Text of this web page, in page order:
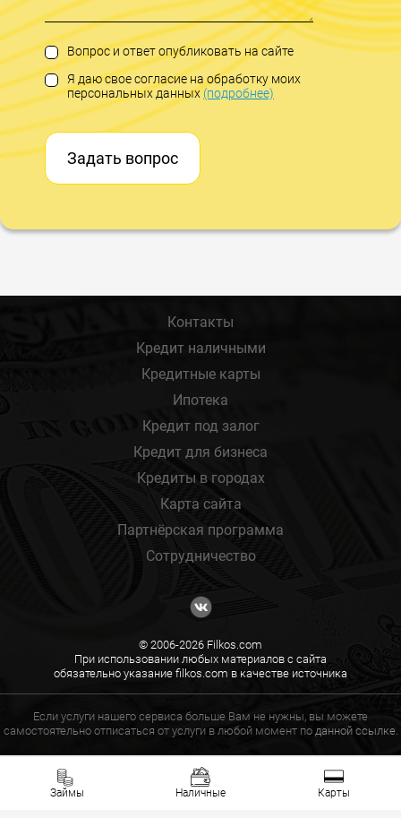
Вопрос и ответ опубликовать на сайте
Я даю свое согласие на обработку моих
персональных данных(подробнее)
Задать вопрос
Займы Наличные Карты
Контакты
Кредит наличными
Кредитные карты
Ипотека
Кредит под залог
Кредит для бизнеса
Кредиты в городах
Карта сайта
Партнёрская программа
Сотрудничество
© 2006-2026 Filkos.com
При использовании любых материалов с сайта
обязательно указание filkos.com в качестве источника
Если услуги нашего сервиса больше Вам не нужны, вы можете
самостоятельно отписаться от услуги в любой момент по данной ссылке.